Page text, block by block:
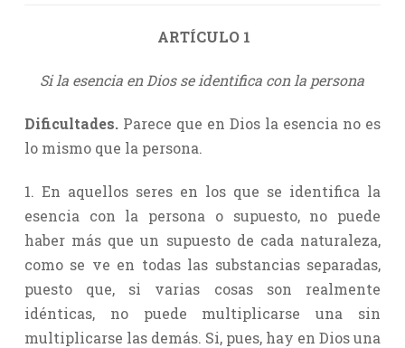
ARTÍCULO 1
Si la esencia en Dios se identifica con la persona
Dificultades.Parece que en Dios la esencia no es
lo mismo que la persona.
1. En aquellos seres en los que se identifica la
esencia con la persona o supuesto, no puede
haber más que un supuesto de cada naturaleza,
como se ve en todas las substancias separadas,
puesto que, si varias cosas son realmente
idénticas, no puede multiplicarse una sin
multiplicarse las demás. Si, pues, hay en Dios una